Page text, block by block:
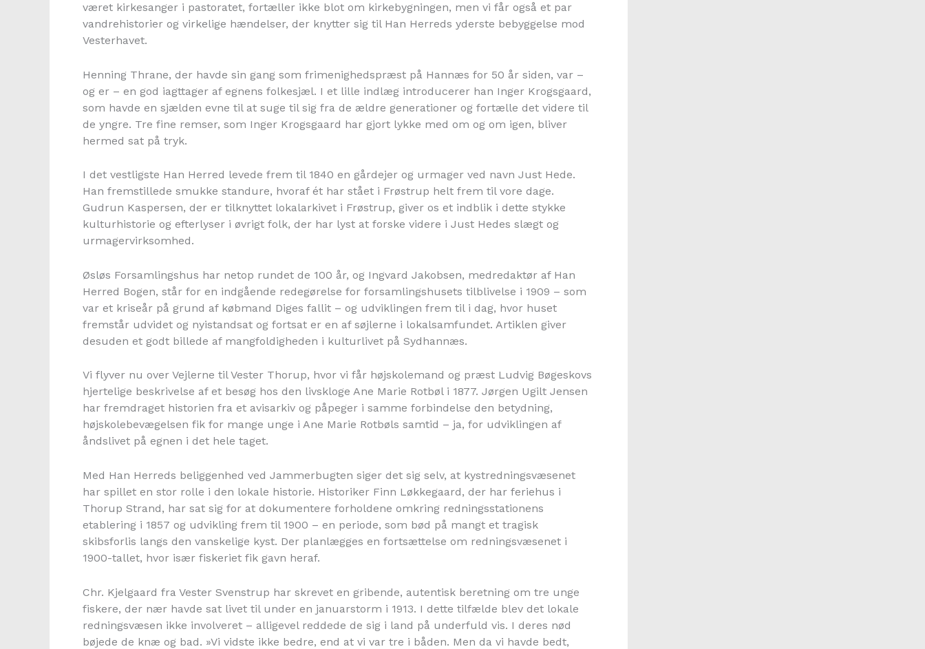
været kirkesanger i pastoratet, fortæller ikke blot om kirkebygningen, men vi får også et par
vandrehistorier og virkelige hændelser, der knytter sig til Han Herreds yderste bebyggelse mod
Vesterhavet.
Henning Thrane, der havde sin gang som frimenighedspræst på Hannæs for 50 år siden, var –
og er – en god iagttager af egnens folkesjæl. I et lille indlæg introducerer han Inger Krogsgaard,
som havde en sjælden evne til at suge til sig fra de ældre generationer og fortælle det videre til
de yngre. Tre fine remser, som Inger Krogsgaard har gjort lykke med om og om igen, bliver
hermed sat på tryk.
I det vestligste Han Herred levede frem til 1840 en gårdejer og urmager ved navn Just Hede.
Han fremstillede smukke standure, hvoraf ét har stået i Frøstrup helt frem til vore dage.
Gudrun Kaspersen, der er tilknyttet lokalarkivet i Frøstrup, giver os et indblik i dette stykke
kulturhistorie og efterlyser i øvrigt folk, der har lyst at forske videre i Just Hedes slægt og
urmagervirksomhed.
Øsløs Forsamlingshus har netop rundet de 100 år, og Ingvard Jakobsen, medredaktør af Han
Herred Bogen, står for en indgående redegørelse for forsamlingshusets tilblivelse i 1909 – som
var et kriseår på grund af købmand Diges fallit – og udviklingen frem til i dag, hvor huset
fremstår udvidet og nyistandsat og fortsat er en af søjlerne i lokalsamfundet. Artiklen giver
desuden et godt billede af mangfoldigheden i kulturlivet på Sydhannæs.
Vi flyver nu over Vejlerne til Vester Thorup, hvor vi får højskolemand og præst Ludvig Bøgeskovs
hjertelige beskrivelse af et besøg hos den livskloge Ane Marie Rotbøl i 1877. Jørgen Ugilt Jensen
har fremdraget historien fra et avisarkiv og påpeger i samme forbindelse den betydning,
højskolebevægelsen fik for mange unge i Ane Marie Rotbøls samtid – ja, for udviklingen af
åndslivet på egnen i det hele taget.
Med Han Herreds beliggenhed ved Jammerbugten siger det sig selv, at kystredningsvæsenet
har spillet en stor rolle i den lokale historie. Historiker Finn Løkkegaard, der har feriehus i
Thorup Strand, har sat sig for at dokumentere forholdene omkring redningsstationens
etablering i 1857 og udvikling frem til 1900 – en periode, som bød på mangt et tragisk
skibsforlis langs den vanskelige kyst. Der planlægges en fortsættelse om redningsvæsenet i
1900-tallet, hvor især fiskeriet fik gavn heraf.
Chr. Kjelgaard fra Vester Svenstrup har skrevet en gribende, autentisk beretning om tre unge
fiskere, der nær havde sat livet til under en januarstorm i 1913. I dette tilfælde blev det lokale
redningsvæsen ikke involveret – alligevel reddede de sig i land på underfuld vis. I deres nød
bøjede de knæ og bad. »Vi vidste ikke bedre, end at vi var tre i båden. Men da vi havde bedt,